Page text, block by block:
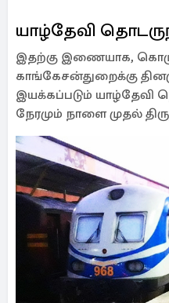
யாழ்தேவி
இதற்கு இணையாக,
காங்கேசன்துறைக்கு
இயக்கப்படும் யாழ்தேவி
நேரமும் நாளை முதல்